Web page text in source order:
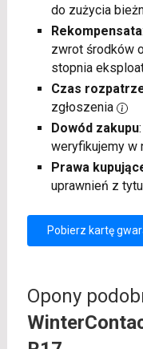
do zużycia
Rekompensata
zwrot środków
stopnia
Czas
zgłoszenia
Dowód zakupu
weryfikujemy w
Prawa
uprawnień z
Pobierz kartę
Opony